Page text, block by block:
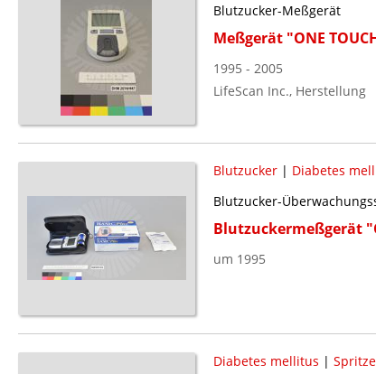
Blutzucker-Meßgerät
Meßgerät "ONE
1995 - 2005
LifeScan Inc., Herstellung
Blutzucker| Diabetes
Blutzucker-
Blutzuckermeßgerät
um 1995
Diabetes mellitus |